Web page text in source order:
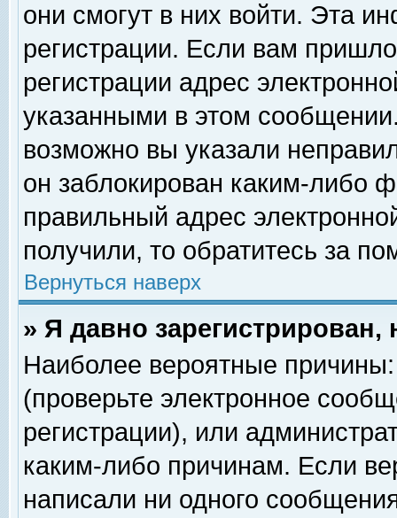
они смогут в них войти. Эта
регистрации. Если вам
регистрации адрес
указанными в этом
возможно вы указали
он заблокирован каким-либо
правильный адрес
получили, то обратитесь за
Вернуться наверх
» Я давно
Наиболее вероятные
(проверьте электронное
регистрации), или
каким-либо причинам. Если
написали ни одного